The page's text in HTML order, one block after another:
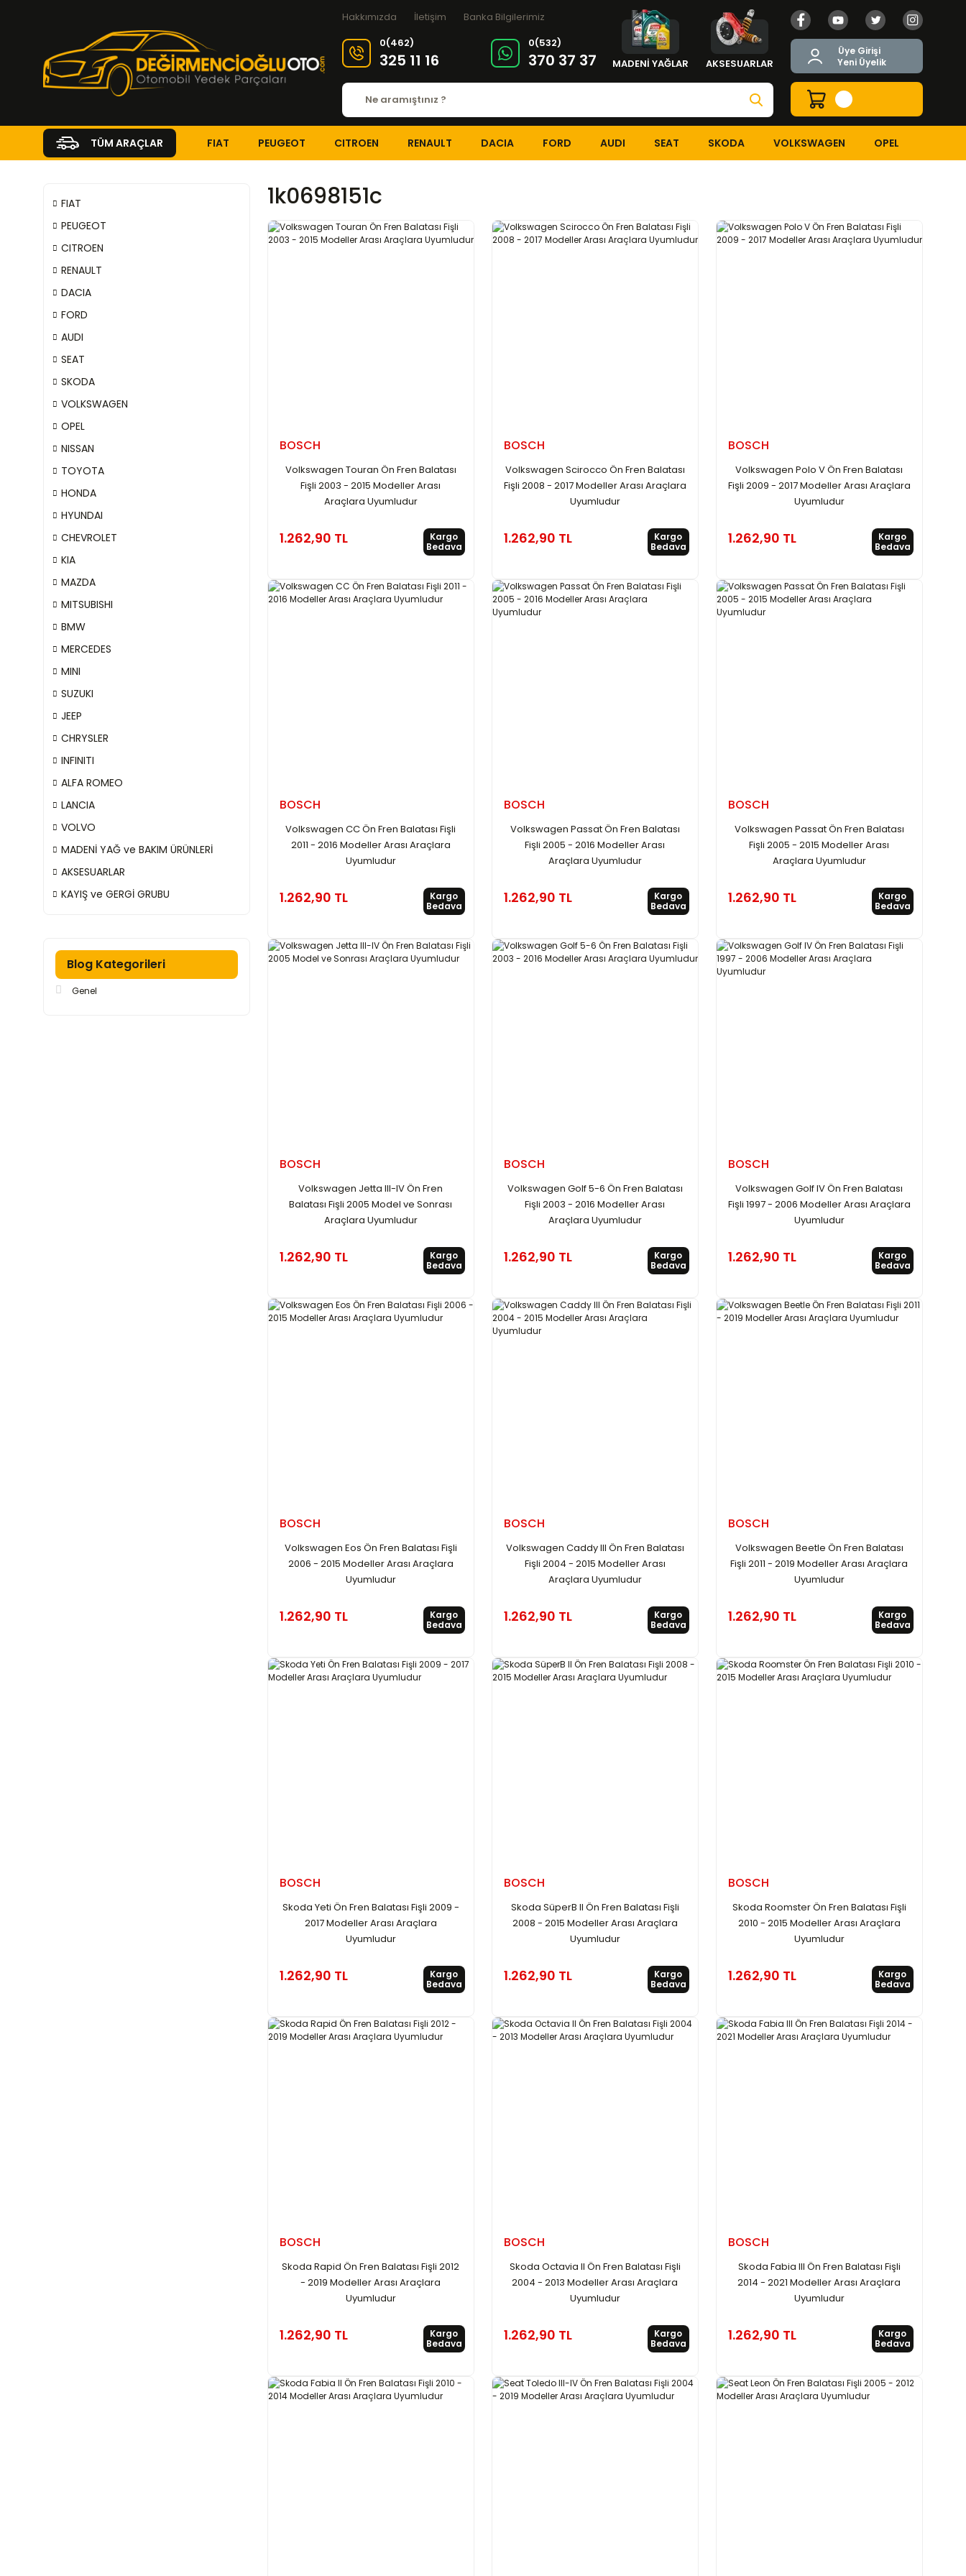
Hakkımızda İletişim
Banka Bilgilerimiz
0(462)
325 11 16
0(532)
370 37 37 MADENİ YAĞLAR AKSESUARLAR
Üye Girişi
Yeni Üyelik
TÜM ARAÇLAR FIAT PEUGEOT CITROEN RENAULT DACIA FORD AUDI SEAT SKODA VOLKSWAGEN OPEL
FIAT
PEUGEOT
CITROEN
RENAULT
DACIA
FORD
AUDI
SEAT
SKODA
VOLKSWAGEN
OPEL
NISSAN
TOYOTA
HONDA
HYUNDAI
CHEVROLET
KIA
MAZDA
MITSUBISHI
BMW
MERCEDES
MINI
SUZUKI
JEEP
CHRYSLER
INFINITI
ALFA ROMEO
LANCIA
VOLVO
MADENİ YAĞ ve BAKIM ÜRÜNLERİ
AKSESUARLAR
KAYIŞ ve GERGİ GRUBU
Blog Kategorileri
Genel
1k0698151c
BOSCH
Volkswagen Touran Ön Fren Balatası
Fişli 2003 - 2015 Modeller Arası
Araçlara Uyumludur
1.262,90 TL
Kargo
Bedava
BOSCH
Volkswagen Scirocco Ön Fren Balatası
Fişli 2008 - 2017 Modeller Arası Araçlara
Uyumludur
1.262,90 TL
Kargo
Bedava
BOSCH
Volkswagen Polo V Ön Fren Balatası
Fişli 2009 - 2017 Modeller Arası Araçlara
Uyumludur
1.262,90 TL
Kargo
Bedava
BOSCH
Volkswagen CC Ön Fren Balatası Fişli
2011 - 2016 Modeller Arası Araçlara
Uyumludur
1.262,90 TL
Kargo
Bedava
BOSCH
Volkswagen Passat Ön Fren Balatası
Fişli 2005 - 2016 Modeller Arası
Araçlara Uyumludur
1.262,90 TL
Kargo
Bedava
BOSCH
Volkswagen Passat Ön Fren Balatası
Fişli 2005 - 2015 Modeller Arası
Araçlara Uyumludur
1.262,90 TL
Kargo
Bedava
BOSCH
Volkswagen Jetta III-IV Ön Fren
Balatası Fişli 2005 Model ve Sonrası
Araçlara Uyumludur
1.262,90 TL
Kargo
Bedava
BOSCH
Volkswagen Golf 5-6 Ön Fren Balatası
Fişli 2003 - 2016 Modeller Arası
Araçlara Uyumludur
1.262,90 TL
Kargo
Bedava
BOSCH
Volkswagen Golf IV Ön Fren Balatası
Fişli 1997 - 2006 Modeller Arası Araçlara
Uyumludur
1.262,90 TL
Kargo
Bedava
BOSCH
Volkswagen Eos Ön Fren Balatası Fişli
2006 - 2015 Modeller Arası Araçlara
Uyumludur
1.262,90 TL
Kargo
Bedava
BOSCH
Volkswagen Caddy III Ön Fren Balatası
Fişli 2004 - 2015 Modeller Arası
Araçlara Uyumludur
1.262,90 TL
Kargo
Bedava
BOSCH
Volkswagen Beetle Ön Fren Balatası
Fişli 2011 - 2019 Modeller Arası Araçlara
Uyumludur
1.262,90 TL
Kargo
Bedava
BOSCH
Skoda Yeti Ön Fren Balatası Fişli 2009 -
2017 Modeller Arası Araçlara
Uyumludur
1.262,90 TL
Kargo
Bedava
BOSCH
Skoda SüperB II Ön Fren Balatası Fişli
2008 - 2015 Modeller Arası Araçlara
Uyumludur
1.262,90 TL
Kargo
Bedava
BOSCH
Skoda Roomster Ön Fren Balatası Fişli
2010 - 2015 Modeller Arası Araçlara
Uyumludur
1.262,90 TL
Kargo
Bedava
BOSCH
Skoda Rapid Ön Fren Balatası Fişli 2012
- 2019 Modeller Arası Araçlara
Uyumludur
1.262,90 TL
Kargo
Bedava
BOSCH
Skoda Octavia II Ön Fren Balatası Fişli
2004 - 2013 Modeller Arası Araçlara
Uyumludur
1.262,90 TL
Kargo
Bedava
BOSCH
Skoda Fabia III Ön Fren Balatası Fişli
2014 - 2021 Modeller Arası Araçlara
Uyumludur
1.262,90 TL
Kargo
Bedava